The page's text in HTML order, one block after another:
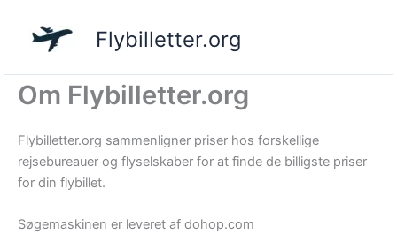
indholdet
Flybilletter.org
Om Flybilletter.org
Flybilletter.org sammenligner priser hos forskellige
rejsebureauer og flyselskaber for at finde de billigste priser
for din flybillet.
Søgemaskinen er leveret af dohop.com